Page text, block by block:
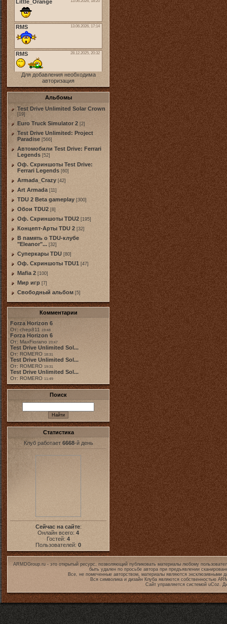
Для добавления необходима
авторизация
Альбомы
Test Drive Unlimited Solar Crown
[19]
Euro Truck Simulator 2 [2]
Test Drive Unlimited: Project
Paradise [566]
Автомобили Test Drive: Ferrari
Legends [52]
Оф. Скриншоты Test Drive:
Ferrari Legends [60]
Armada_Crazy [42]
Art Armada [11]
TDU 2 Beta gameplay [300]
Обои TDU2 [8]
Оф. Скриншоты TDU2 [195]
Концепт-Арты TDU 2 [32]
В память о TDU-клубе
"Eleanor"... [32]
Суперкары TDU [80]
Оф. Скриншоты TDU1 [47]
Mafia 2 [100]
Мир игр [7]
Свободный альбом [5]
Комментарии
Forza Horizon 6
От: chep811 19:48
Forza Horizon 6
От: MaxFiorano 23:47
Test Drive Unlimited Sol...
От: ROMERO 18:31
Test Drive Unlimited Sol...
От: ROMERO 19:31
Test Drive Unlimited Sol...
От: ROMERO 11:49
Поиск
Статистика
Клуб работает 6668-й день
Сейчас на сайте:
Онлайн всего: 4
Гостей: 4
Пользователей: 0
ARMDGroup.ru - это открытый ресурс, позволяющий публиковать материалы любому
быть удален по просьбе автора при предъявлении
Все, не помеченные авторством, материалы являются эксклюзивными
Вся символика и дизайн Клуба являются собственностью
Сайт управляется системой uCoz.